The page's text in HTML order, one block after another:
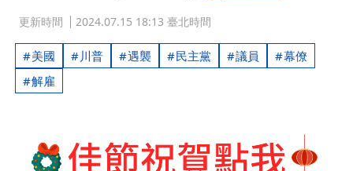
更新時間 2024.07.15 18:13 臺北時間
美國 川普 遇襲 民主黨 議員
幕僚
解雇